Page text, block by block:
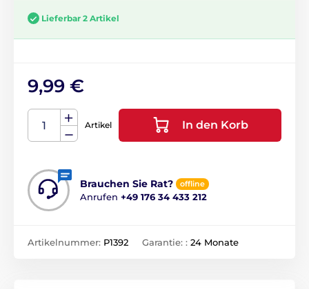
Lieferbar 2 Artikel
9,99 €
Artikel In den Korb
Brauchen Sie Rat? offline
Anrufen +49 176 34 433 212
Artikelnummer: P1392 Garantie: : 24 Monate